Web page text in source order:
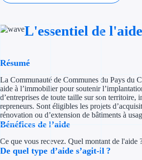
L'essentiel de l'aide
Résumé
La Communauté de Communes du Pays du
aide à l’immobilier pour soutenir
d’entreprises de toute taille sur son territoire,
repreneurs. Sont éligibles les projets
rénovation ou d’extension de bâtiments à
Bénéfices de l’aide
Ce que vous recevez. Quel montant de l'aide
De quel type d’aide s’agit-il ?